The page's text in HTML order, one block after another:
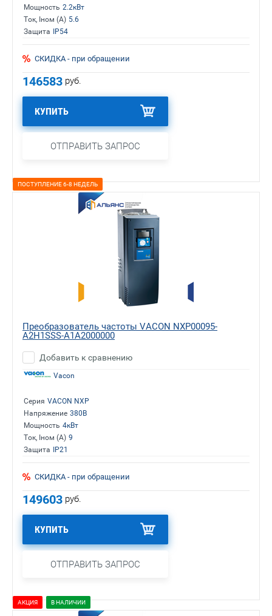
Мощность 2.2кВт
Ток, Iном (А) 5.6
Защита IP54
СКИДКА - при обращении
146583 руб.
КУПИТЬ
ОТПРАВИТЬ ЗАПРОС
ПОСТУПЛЕНИЕ 6-8 НЕДЕЛЬ
Преобразователь частоты VACON NXP00095-
A2H1SSS-A1A2000000
Добавить к сравнению
Vacon
Серия VACON NXP
Напряжение 380В
Мощность 4кВт
Ток, Iном (А) 9
Защита IP21
СКИДКА - при обращении
149603 руб.
КУПИТЬ
ОТПРАВИТЬ ЗАПРОС
АКЦИЯ В НАЛИЧИИ